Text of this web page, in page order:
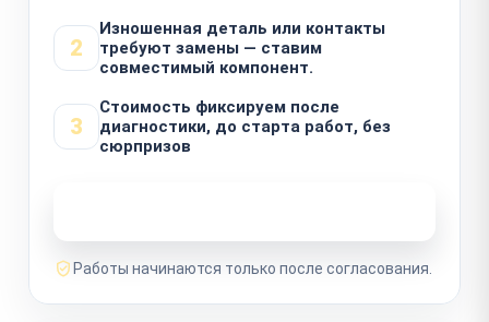
2
Изношенная деталь или контакты
требуют замены — ставим
совместимый компонент.
3
Стоимость фиксируем после
диагностики, до старта работ, без
сюрпризов
Работы начинаются только после согласования.